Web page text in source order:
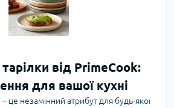
тарілки від PrimeCook:
для вашої кухні
– це незамінний атрибут для будь-якої